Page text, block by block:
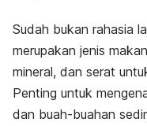
Sudah bukan rahasia
merupakan jenis
mineral, dan serat
Penting untuk
dan buah-buahan